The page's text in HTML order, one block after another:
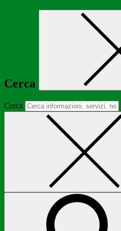
Cerca
Cerca